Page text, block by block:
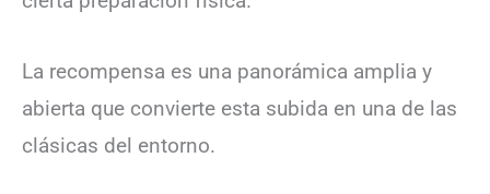
La recompensa es una panorámica amplia y
abierta que convierte esta subida en una de las
clásicas del entorno.